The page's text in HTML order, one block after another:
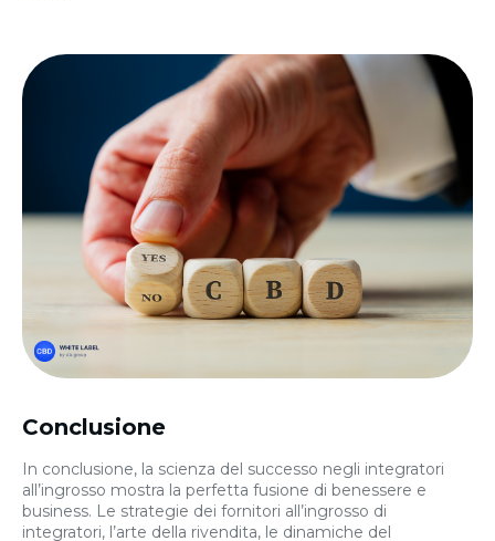
Conclusione
In conclusione, la scienza del successo negli integratori
all’ingrosso mostra la perfetta fusione di benessere e
business. Le strategie dei fornitori all’ingrosso di
integratori, l’arte della rivendita, le dinamiche del